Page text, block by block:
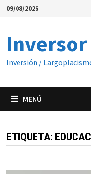
Saltar
09/08/2026
Inversión /
MENÚ
ETIQUETA: